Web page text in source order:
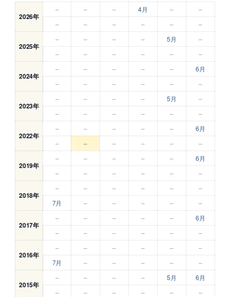
2026年
– – – 4月 –
–
–
– – – – –
2025年
– – – – 5月
–
–
– – – – –
2024年
– – – – –
6月
–
– – – – –
2023年
– – – – 5月
–
–
– – – – –
2022年
– – – – –
6月
–
– – – – –
2019年
– – – – –
6月
–
– – – – –
2018年
– – – – –
–
7月
– – – – –
2017年
– – – – –
6月
–
– – – – –
2016年
– – – – –
–
7月
– – – – –
2015年
– – – – 5月
6月
–
– – – – –